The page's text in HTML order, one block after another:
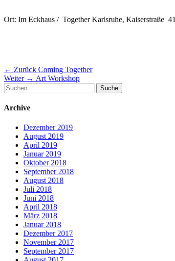
Ort: Im Eckhaus / Together Karlsruhe, Kaiserstraße 41
Beitragsnavigation
← Zurück Vorheriger
Beitrag:
Coming Together
Weiter → Nächster
Art Workshop
Suche
nach:
Archive
Dezember 2019
August 2019
April 2019
Januar 2019
Oktober 2018
September 2018
August 2018
Juli 2018
Juni 2018
April 2018
März 2018
Januar 2018
Dezember 2017
November 2017
September 2017